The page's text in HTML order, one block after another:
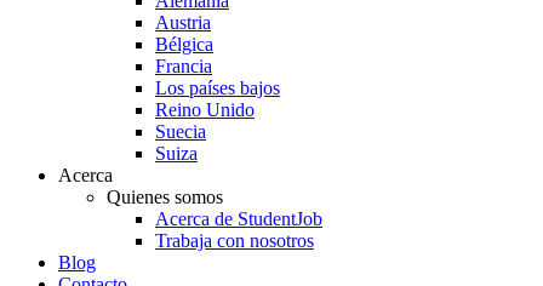
Austria
Bélgica
Francia
Los países bajos
Reino Unido
Suecia
Suiza
Acerca
Quienes somos
Acerca de StudentJob
Trabaja con nosotros
Blog